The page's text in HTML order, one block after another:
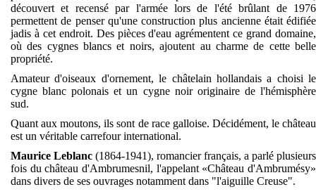
découvert et recensé par l'armée lors de l'été brûlant de 1976
permettent de penser qu'une construction plus ancienne était édifiée
jadis à cet endroit. Des pièces d'eau agrémentent ce grand domaine,
où des cygnes blancs et noirs, ajoutent au charme de cette belle
propriété.
Amateur d'oiseaux d'ornement, le châtelain hollandais a choisi le
cygne blanc polonais et un cygne noir originaire de l'hémisphère
sud.
Quant aux moutons, ils sont de race galloise. Décidément, le château
est un véritable carrefour international.
Maurice Leblanc (1864-1941), romancier français, a parlé plusieurs
fois du château d'Ambrumesnil, l'appelant «Château d'Ambrumésy»
dans divers de ses ouvrages notamment dans "l'aiguille Creuse".